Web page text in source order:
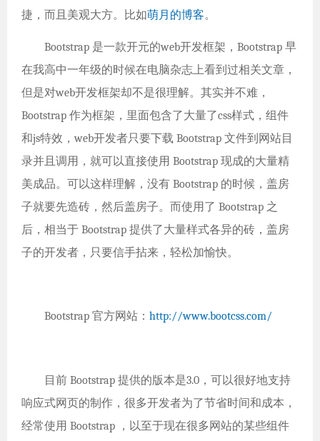
捷，而且美观大方。比如萌月的博客。
Bootstrap 是一款开元的web开发框架，Bootstrap 早
在我高中一年级的时候在电脑杂志上看到过相关文章，
但是对web开发框架却不是很理解。其实并不难，
Bootstrap 作为框架，里面包含了大量了css样式，组件
和js特效，web开发者只要下载 Bootstrap 文件到网站目
录并且调用，就可以直接使用 Bootstrap 现成的大量精
美成品。可以这样理解，没有 Bootstrap 的时候，盖房
子就要先造砖，然后盖房子。而使用了 Bootstrap 之
后，相当于 Bootstrap 提供了大量样式各异的砖，盖房
子的开发者，只要信手拈来，轻松加愉快。
Bootstrap 官方网站： http://www.bootcss.com/
目前 Bootstrap 提供的版本是3.0，可以很好地支持
响应式网页的制作，很多开发者为了节省时间和成本，
经常使用 Bootstrap ，以至于现在很多网站的某些组件